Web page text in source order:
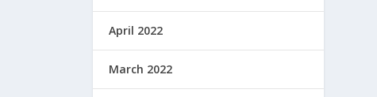
April 2022
March 2022